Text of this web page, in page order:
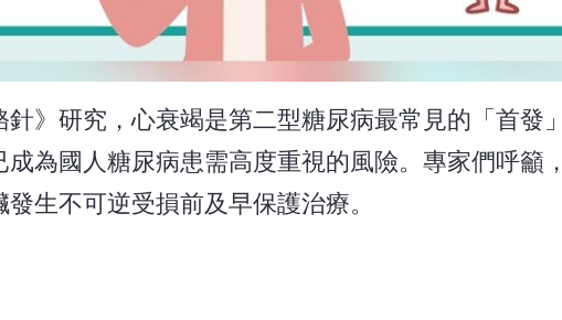
》研究，心衰竭是第二型糖尿病最常見的「首發
為國人糖尿病患需高度重視的風險。專家們呼籲
生不可逆受損前及早保護治療。